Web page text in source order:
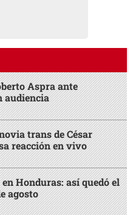
Aspra ante
audiencia
trans de César
reacción en vivo
Honduras: así quedó el
agosto